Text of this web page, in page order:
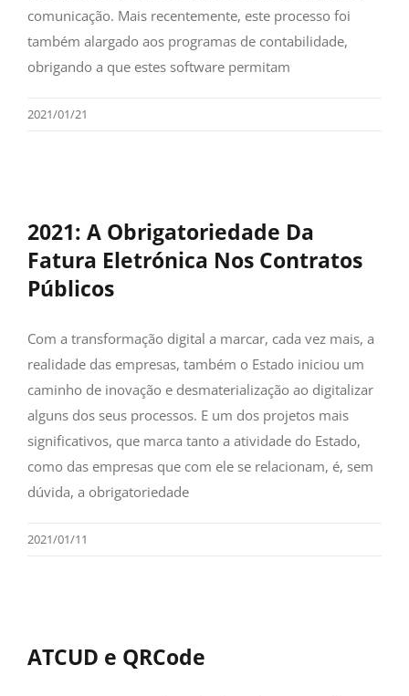
comunicação. Mais recentemente, este processo foi
também alargado aos programas de contabilidade,
obrigando a que estes software permitam
2021/01/21
2021: A Obrigatoriedade Da
Fatura Eletrónica Nos Contratos
Públicos
Com a transformação digital a marcar, cada vez mais, a
realidade das empresas, também o Estado iniciou um
caminho de inovação e desmaterialização ao digitalizar
alguns dos seus processos. E um dos projetos mais
significativos, que marca tanto a atividade do Estado,
como das empresas que com ele se relacionam, é, sem
dúvida, a obrigatoriedade
2021/01/11
ATCUD e QRCode